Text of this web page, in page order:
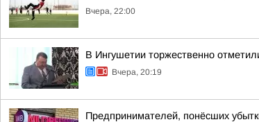
Вчера, 22:00
В Ингушетии торжественно
Вчера, 20:19
Предпринимателей, понёсших